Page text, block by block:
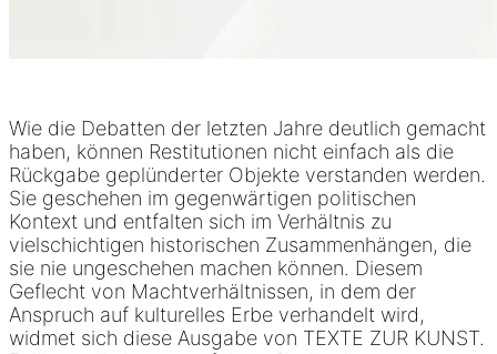
Wie die Debatten der letzten Jahre deutlich gemacht
haben, können Restitutionen nicht einfach als die
Rückgabe geplünderter Objekte verstanden werden.
Sie geschehen im gegenwärtigen politischen
Kontext und entfalten sich im Verhältnis zu
vielschichtigen historischen Zusammenhängen, die
sie nie ungeschehen machen können. Diesem
Geflecht von Machtverhältnissen, in dem der
Anspruch auf kulturelles Erbe verhandelt wird,
widmet sich diese Ausgabe von TEXTE ZUR KUNST.